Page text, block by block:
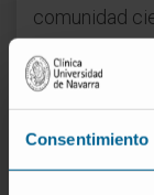
Consentimiento
comunidad
aplicarse a
necesidad de
Cabe